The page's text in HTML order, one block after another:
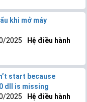
khi mở máy
2025
Hệ điều hành
start because
dll is missing
2025
Hệ điều hành